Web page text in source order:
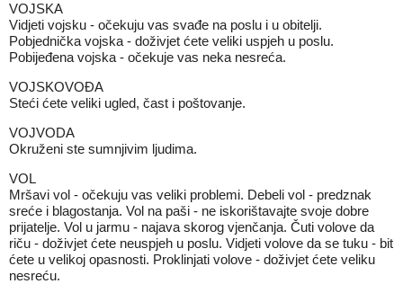
VOJSKA
Vidjeti vojsku - očekuju vas svađe na poslu i u obitelji.
Pobjednička vojska - doživjet ćete veliki uspjeh u poslu.
Pobijeđena vojska - očekuje vas neka nesreća.
VOJSKOVOĐA
Steći ćete veliki ugled, čast i poštovanje.
VOJVODA
Okruženi ste sumnjivim ljudima.
VOL
Mršavi vol - očekuju vas veliki problemi. Debeli vol - predznak
sreće i blagostanja. Vol na paši - ne iskorištavajte svoje dobre
prijatelje. Vol u jarmu - najava skorog vjenčanja. Čuti volove da
riču - doživjet ćete neuspjeh u poslu. Vidjeti volove da se tuku - bit
ćete u velikoj opasnosti. Proklinjati volove - doživjet ćete veliku
nesreću.